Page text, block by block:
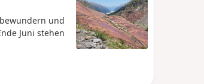
und
Juni stehen